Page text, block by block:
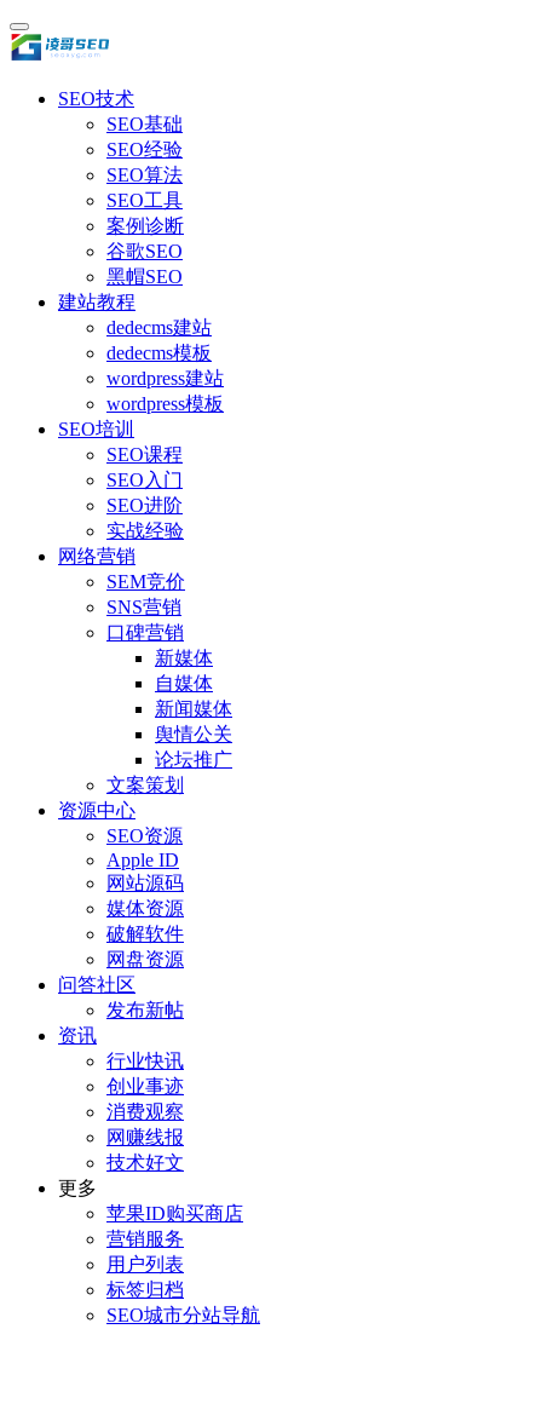
SEO技术
SEO基础
SEO经验
SEO算法
SEO工具
案例诊断
谷歌SEO
黑帽SEO
建站教程
dedecms建站
dedecms模板
wordpress建站
wordpress模板
SEO培训
SEO课程
SEO入门
SEO进阶
实战经验
网络营销
SEM竞价
SNS营销
口碑营销
新媒体
自媒体
新闻媒体
舆情公关
论坛推广
文案策划
资源中心
SEO资源
Apple ID
网站源码
媒体资源
破解软件
网盘资源
问答社区
发布新帖
资讯
行业快讯
创业事迹
消费观察
网赚线报
技术好文
更多
苹果ID购买商店
营销服务
用户列表
标签归档
SEO城市分站导航